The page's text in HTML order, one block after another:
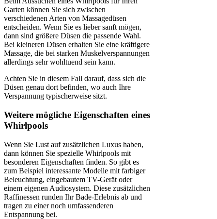
Garten können Sie sich zwischen
verschiedenen Arten von Massagedüsen
entscheiden. Wenn Sie es lieber sanft mögen,
dann sind größere Düsen die passende Wahl.
Bei kleineren Düsen erhalten Sie eine kräftigere
Massage, die bei starken Muskelverspannungen
allerdings sehr wohltuend sein kann.
Achten Sie in diesem Fall darauf, dass sich die
Düsen genau dort befinden, wo auch Ihre
Verspannung typischerweise sitzt.
Weitere mögliche Eigenschaften eines
Whirlpools
Wenn Sie Lust auf zusätzlichen Luxus haben,
dann können Sie spezielle Whirlpools mit
besonderen Eigenschaften finden. So gibt es
zum Beispiel interessante Modelle mit farbiger
Beleuchtung, eingebautem TV-Gerät oder
einem eigenen Audiosystem. Diese zusätzlichen
Raffinessen runden Ihr Bade-Erlebnis ab und
tragen zu einer noch umfassenderen
Entspannung bei.